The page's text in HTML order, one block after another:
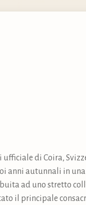
di Coira,
anni autunnali in
ad uno stretto
il principale